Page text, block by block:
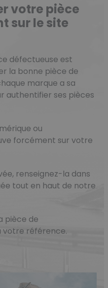
votre pièce
sur le site
défectueuse est
la bonne pièce de
marque a sa
authentifier ses pièces
ou
forcément sur votre
renseignez-la dans
tout en haut de notre
pièce de
référence.